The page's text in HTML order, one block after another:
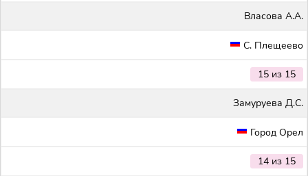
Власова А.А.
С. Плещеево
15 из 15
Замуруева Д.С.
Город Орел
14 из 15